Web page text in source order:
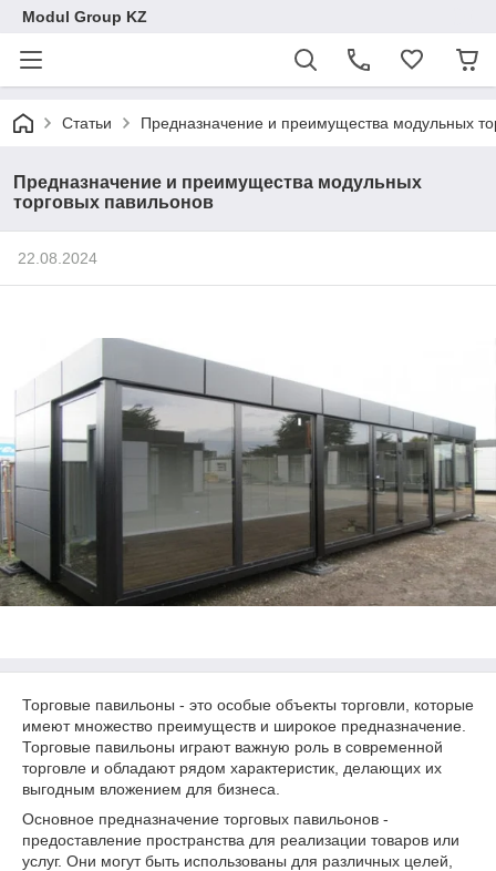
Modul Group KZ
Статьи Предназначение и преимущества модульных
Предназначение и преимущества модульных
торговых павильонов
22.08.2024
Торговые павильоны - это особые объекты торговли, которые
имеют множество преимуществ и широкое предназначение.
Торговые павильоны играют важную роль в современной
торговле и обладают рядом характеристик, делающих их
выгодным вложением для бизнеса.
Основное предназначение торговых павильонов -
предоставление пространства для реализации товаров или
услуг. Они могут быть использованы для различных целей,